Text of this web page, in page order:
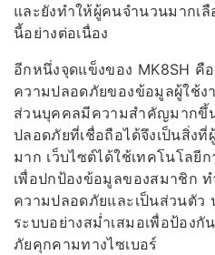
และยังทำให้ผู้คนจำนวนมากเ
นี้อย่างต่อเนื่อง
อีกหนึ่งจุดแข็งของ MK8SH คื
ความปลอดภัยของข้อมูลผู้ใช้
ส่วนบุคคลมีความสำคัญมากขึ้
ปลอดภัยที่เชื่อถือได้จึงเป็นสิ่ง
มาก เว็บไซต์ได้ใช้เทคโนโลยี
เพื่อปกป้องข้อมูลของสมาชิก
ความปลอดภัยและเป็นส่วนตัว
ระบบอย่างสม่ำเสมอเพื่อป้องกั
ภัยคุกคามทางไซเบอร์